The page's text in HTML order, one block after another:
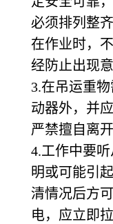
必须排列整
在作业时，
经防止出现意
3.在吊运重
动器外，并
严禁擅自离开
4.工作中要
明或可能引
清情况后方
电，应立即